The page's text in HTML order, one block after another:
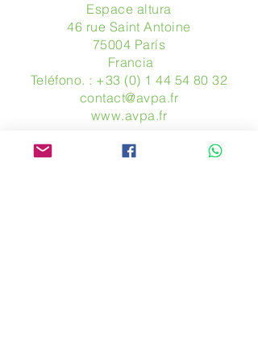
Espace altura
46 rue Saint Antoine
75004 París
​ Francia
Teléfono. : +33 (0) 1 44 54 80 32
contact@avpa.fr
www.avpa.fr